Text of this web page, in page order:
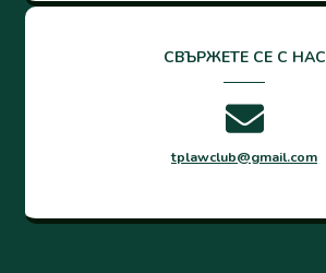
СВЪРЖЕТЕ СЕ С НАС
tplawclub@gmail.com